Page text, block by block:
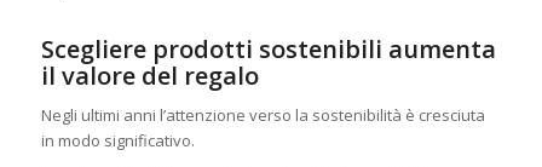
Scegliere prodotti sostenibili aumenta
il valore del regalo
Negli ultimi anni l’attenzione verso la sostenibilità è cresciuta
in modo significativo.